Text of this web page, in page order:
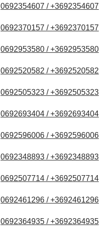
0692354607 / +3692354607
0692370157 / +3692370157
0692953580 / +3692953580
0692520582 / +3692520582
0692505323 / +3692505323
0692693404 / +3692693404
0692596006 / +3692596006
0692348893 / +3692348893
0692507714 / +3692507714
0692461296 / +3692461296
0692364935 / +3692364935